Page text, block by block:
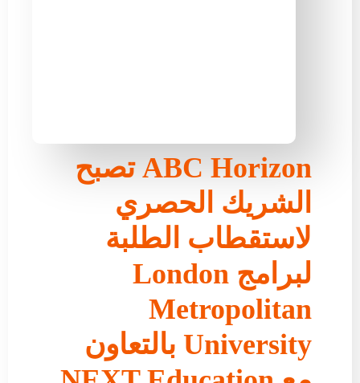
ABC Horizon تصبح
الشريك الحصري
لاستقطاب الطلبة
لبرامج London
Metropolitan
University بالتعاون